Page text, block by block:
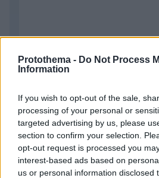
Protothema - Do Not Process
Information
If you wish to opt-out of the sale,
processing of your personal or
targeted advertising by us, please
section to confirm your selection.
opt-out request is processed you
interest-based ads based on
us or personal information disclosed
* Υποχρεωτικά πεδία